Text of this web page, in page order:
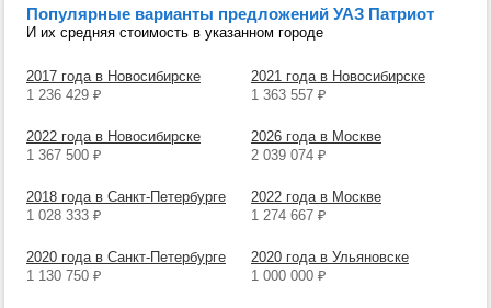
Популярные варианты предложений УАЗ Патриот
И их средняя стоимость в указанном городе
2017 года в Новосибирске
1 236 429 ₽
2021 года в Новосибирске
1 363 557 ₽
2022 года в Новосибирске
1 367 500 ₽
2026 года в Москве
2 039 074 ₽
2018 года в Санкт-Петербурге
1 028 333 ₽
2022 года в Москве
1 274 667 ₽
2020 года в Санкт-Петербурге
1 130 750 ₽
2020 года в Ульяновске
1 000 000 ₽